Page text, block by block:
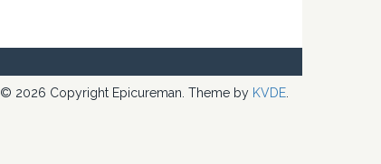
© 2026 Copyright Epicureman. Theme by KVDE